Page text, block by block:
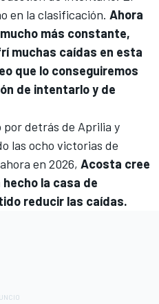
en la clasificación. Ahora
más constante,
muchas caídas en esta
que lo conseguiremos
de intentarlo y de
por detrás de Aprilia y
las ocho victorias de
en 2026, Acosta cree
la casa de
reducir las caídas.